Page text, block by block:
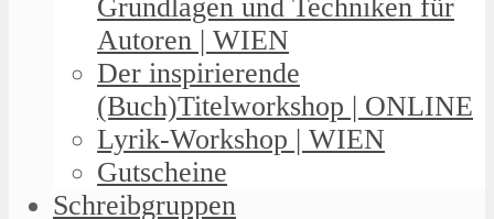
Grundlagen und Techniken für
Autoren | WIEN
Der inspirierende
(Buch)Titelworkshop | ONLINE
Lyrik-Workshop | WIEN
Gutscheine
Schreibgruppen